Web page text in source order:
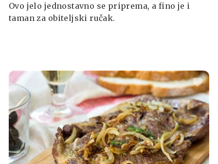
Ovo jelo jednostavno se priprema, a fino je i
taman za obiteljski ručak.